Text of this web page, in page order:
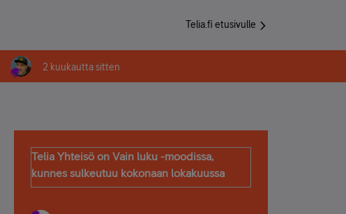
Telia.fi etusivulle
2 kuukautta sitten
Telia Yhteisö on Vain luku -moodissa,
kunnes sulkeutuu kokonaan lokakuussa